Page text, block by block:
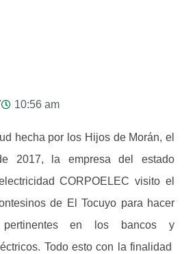
10:56 am
hecha por los Hijos de Morán, el
2017, la empresa del estado
CORPOELEC visito el
de El Tocuyo para hacer
pertinentes en los bancos y
Todo esto con la finalidad